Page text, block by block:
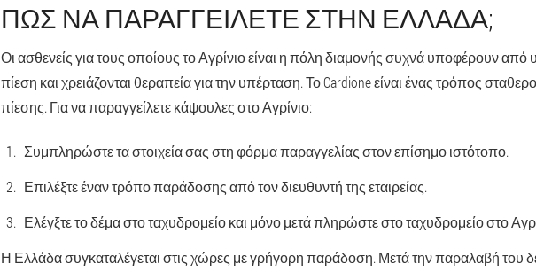
ΠΏΣ ΝΑ ΠΑΡΑΓΓΕΊΛΕΤΕ ΣΤΗΝ ΕΛΛΆΔΑ;
Οι ασθενείς για τους οποίους το Αγρίνιο είναι η πόλη διαμονής συχνά υποφέρουν από
πίεση και χρειάζονται θεραπεία για την υπέρταση. Το Cardione είναι ένας τρόπος
πίεσης. Για να παραγγείλετε κάψουλες στο Αγρίνιο:
Συμπληρώστε τα στοιχεία σας στη φόρμα παραγγελίας στον επίσημο ιστότοπο.
Επιλέξτε έναν τρόπο παράδοσης από τον διευθυντή της εταιρείας.
Ελέγξτε το δέμα στο ταχυδρομείο και μόνο μετά πληρώστε στο ταχυδρομείο στο
Η Ελλάδα συγκαταλέγεται στις χώρες με γρήγορη παράδοση. Μετά την παραλαβή του